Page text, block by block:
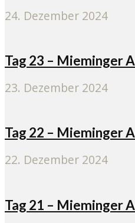
24. Dezember 2024
Tag 23 – Mieminger
23. Dezember 2024
Tag 22 – Mieminger
22. Dezember 2024
Tag 21 – Mieminger